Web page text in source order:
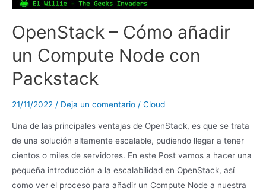
OpenStack – Cómo añadir
un Compute Node con
Packstack
21/11/2022 / Deja un comentario / Cloud
Una de las principales ventajas de OpenStack, es que se trata
de una solución altamente escalable, pudiendo llegar a tener
cientos o miles de servidores. En este Post vamos a hacer una
pequeña introducción a la escalabilidad en OpenStack, así
como ver el proceso para añadir un Compute Node a nuestra